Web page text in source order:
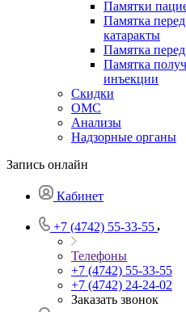
Памятки
Памятка
катаракты
Памятка
Памятка
инъекции
Скидки
ОМС
Анализы
Надзорные органы
Запись онлайн
Кабинет
+7 (4742) 55-33-55
Телефоны
+7 (4742) 55-33-55
+7 (4742) 24-24-02
Заказать звонок